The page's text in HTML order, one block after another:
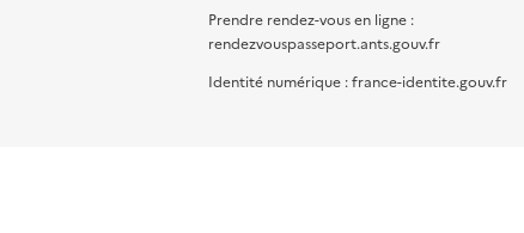
Prendre rendez-vous en ligne :
rendezvouspasseport.ants.gouv.fr
Identité numérique : france-identite.gouv.fr